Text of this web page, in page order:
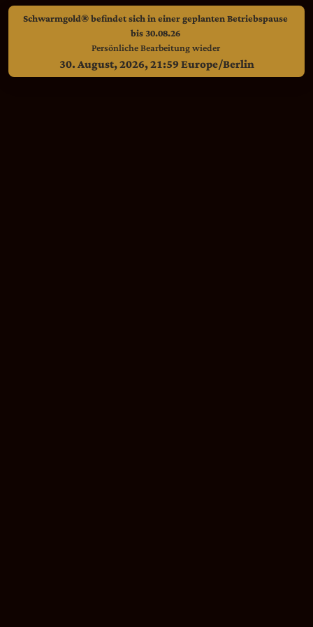
Schwarmgold® befindet sich in einer geplanten Betriebspause
bis 30.08.26
Persönliche Bearbeitung wieder
30. August, 2026, 21:59 Europe/Berlin